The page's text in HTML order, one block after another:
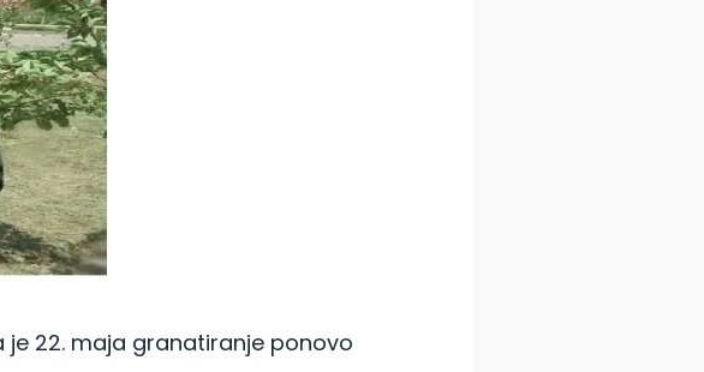
22. maja granatiranje ponovo